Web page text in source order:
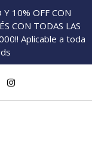
Y 10% OFF CON
CON TODAS LAS
Aplicable a toda